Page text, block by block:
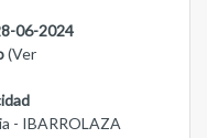
06-2024
(Ver
- IBARROLAZA